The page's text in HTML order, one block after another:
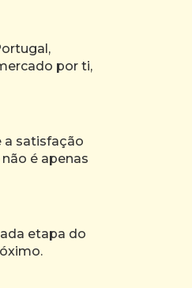
por ti,
a satisfação
é apenas
etapa do